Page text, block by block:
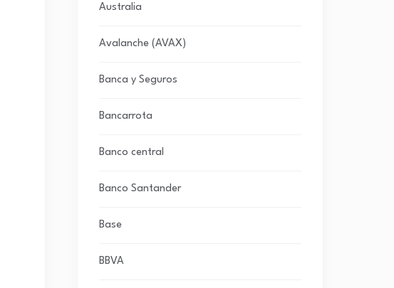
Australia
Avalanche (AVAX)
Banca y Seguros
Bancarrota
Banco central
Banco Santander
Base
BBVA